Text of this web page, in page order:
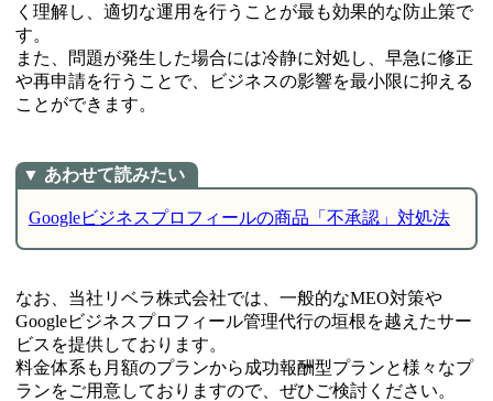
く理解し、適切な運用を行うことが最も効果的な防止策で
す。
また、問題が発生した場合には冷静に対処し、早急に修正
や再申請を行うことで、ビジネスの影響を最小限に抑える
ことができます。
Googleビジネスプロフィールの商品「不承認」対処法
なお、当社リベラ株式会社では、一般的なMEO対策や
Googleビジネスプロフィール管理代行の垣根を越えたサー
ビスを提供しております。
料金体系も月額のプランから成功報酬型プランと様々なプ
ランをご用意しておりますので、ぜひご検討ください。